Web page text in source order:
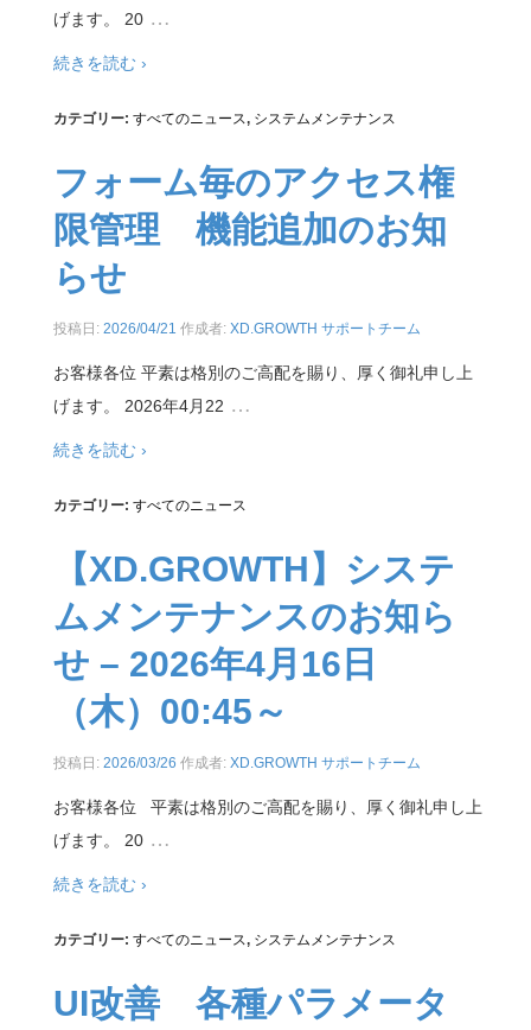
げます。 20 …
続きを読む ›
カテゴリー: すべてのニュース, システムメンテナンス
フォーム毎のアクセス権
限管理 機能追加のお知
らせ
投稿日: 2026/04/21 作成者: XD.GROWTH サポートチーム
お客様各位 平素は格別のご高配を賜り、厚く御礼申し上
げます。 2026年4月22 …
続きを読む ›
カテゴリー: すべてのニュース
【XD.GROWTH】システ
ムメンテナンスのお知ら
せ – 2026年4月16日
（木）00:45～
投稿日: 2026/03/26 作成者: XD.GROWTH サポートチーム
お客様各位 平素は格別のご高配を賜り、厚く御礼申し上
げます。 20 …
続きを読む ›
カテゴリー: すべてのニュース, システムメンテナンス
UI改善 各種パラメータ